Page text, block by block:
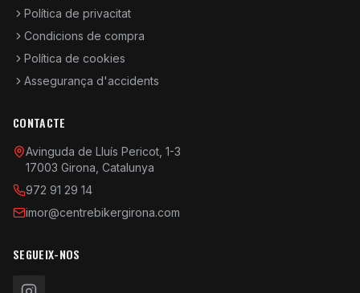
Política de privacitat
Condicions de compra
Política de cookies
Assegurança d'accidents
CONTACTE
Avinguda de Lluís Pericot, 1-3
17003 Girona, Catalunya
972 91 29 14
imor@centrebikergirona.com
SEGUEIX-NOS